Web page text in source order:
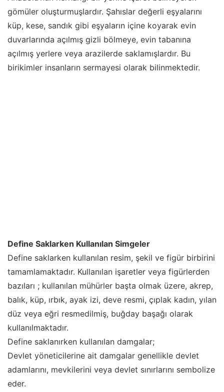
gömüler oluşturmuşlardır. Şahıslar değerli eşyalarını
küp, kese, sandık gibi eşyaların içine koyarak evin
duvarlarında açılmış gizli bölmeye, evin tabanına
açılmış yerlere veya arazilerde saklamışlardır. Bu
birikimler insanların sermayesi olarak bilinmektedir.
Define Saklarken Kullanılan Simgeler
Define saklarken kullanılan resim, şekil ve figür birbirini
tamamlamaktadır. Kullanılan işaretler veya figürlerden
bazıları ; kullanılan mühürler başta olmak üzere, akrep,
balık, küp, ırbık, ayak izi, deve resmi, çıplak kadın, yılan
düz veya eğri resmedilmiş, buğday başağı olarak
kullanılmaktadır.
Define saklanırken kullanılan damgalar;
Devlet yöneticilerine ait damgalar genellikle devlet
adamlarını, mevkilerini veya devlet sınırlarını sembolize
eder.